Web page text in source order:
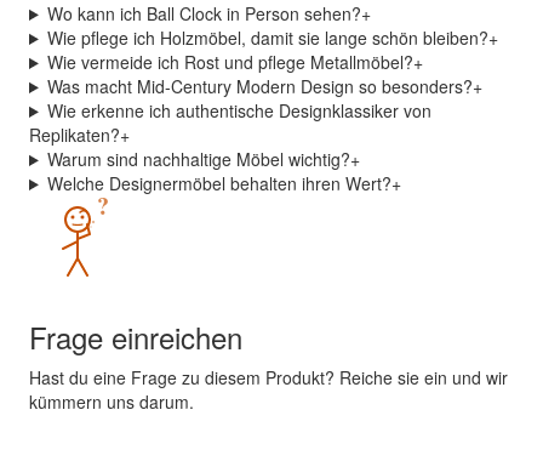
Wo kann ich Ball Clock in Person sehen?+
Wie pflege ich Holzmöbel, damit sie lange schön bleiben?+
Wie vermeide ich Rost und pflege Metallmöbel?+
Was macht Mid-Century Modern Design so besonders?+
Wie erkenne ich authentische Designklassiker von
Replikaten?+
Warum sind nachhaltige Möbel wichtig?+
Welche Designermöbel behalten ihren Wert?+
?
Frage einreichen
Hast du eine Frage zu diesem Produkt? Reiche sie ein und wir
kümmern uns darum.